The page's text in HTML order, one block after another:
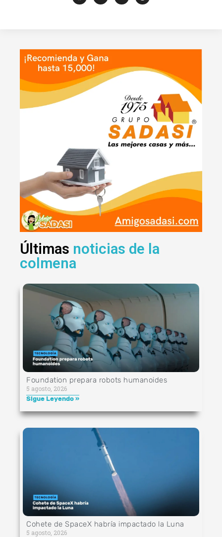
Últimas noticias de la
colmena
Foundation prepara robots humanoides
5 agosto, 2026
Sigue Leyendo »
Cohete de SpaceX habría impactado la Luna
5 agosto, 2026